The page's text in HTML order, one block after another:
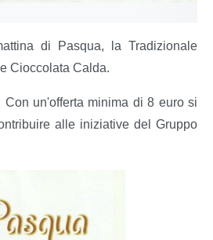
di Pasqua, la Tradizionale
Cioccolata Calda.
un'offerta minima di 8 euro si
alle iniziative del Gruppo